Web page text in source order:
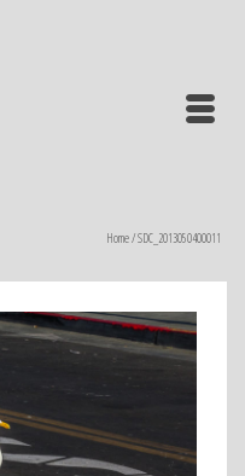
Home/SDC_2013050400011